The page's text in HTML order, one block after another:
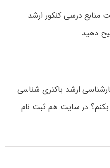
منابع درسی کنکور ارشد
دهید
ارشد باکتری شناسی
۹۰و۹۱ چکار باید بکنم؟ در سایت هم ثبت نام